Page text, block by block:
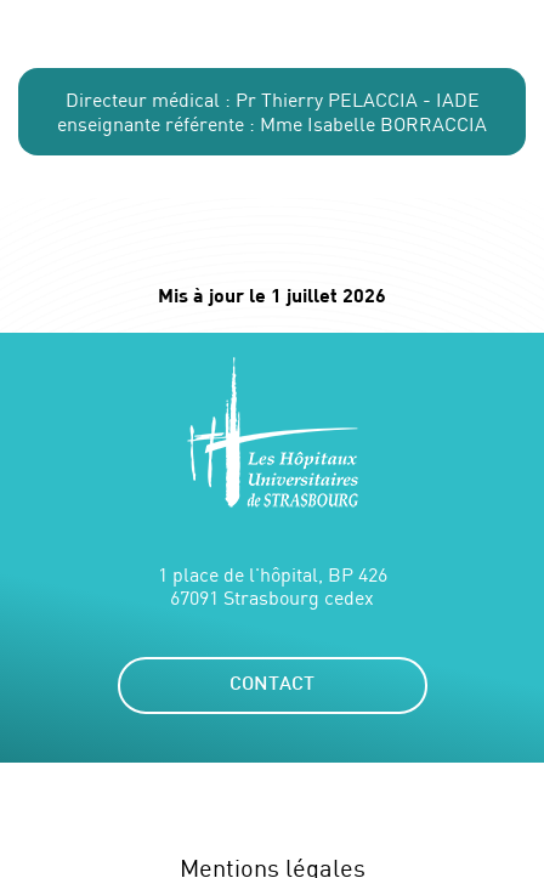
Directeur médical : Pr Thierry PELACCIA - IADE
enseignante référente : Mme Isabelle BORRACCIA
Mis à jour le 1 juillet 2026
1 place de l'hôpital, BP 426
67091 Strasbourg cedex
CONTACT
Mentions légales